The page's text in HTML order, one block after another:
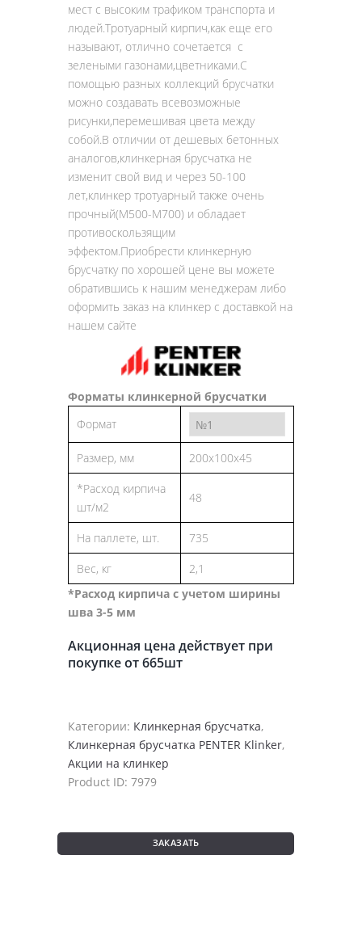
мест с высоким трафиком транспорта и
людей.Тротуарный кирпич,как еще его
называют, отлично сочетается с
зелеными газонами,цветниками.С
помощью разных коллекций брусчатки
можно создавать всевозможные
рисунки,перемешивая цвета между
собой.В отличии от дешевых бетонных
аналогов,клинкерная брусчатка не
изменит свой вид и через 50-100
лет,клинкер тротуарный также очень
прочный(М500-М700) и обладает
противоскользящим
эффектом.Приобрести клинкерную
брусчатку по хорошей цене вы можете
обратившись к нашим менеджерам либо
оформить заказ на клинкер с доставкой на
нашем сайте
Форматы клинкерной брусчатки
Формат
Размер, мм
200x100x45
*Расход кирпича
шт/м2
48
На паллете, шт.
735
Вес, кг
2,1
*Расход кирпича с учетом ширины
шва 3-5 мм
Акционная цена действует при
покупке от 665шт
Категории: Клинкерная брусчатка,
Клинкерная брусчатка PENTER Klinker,
Акции на клинкер
Product ID: 7979
ЗАКАЗАТЬ